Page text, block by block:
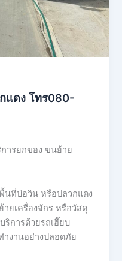
เเดง โทร080-
ารยกของ ขนย้าย
นที่บ่อวิน หรือปลวกแดง
ยเครื่องจักร หรือวัสดุ
ริการด้วยรถเฮี๊ยบ
งานอย่างปลอดภัย